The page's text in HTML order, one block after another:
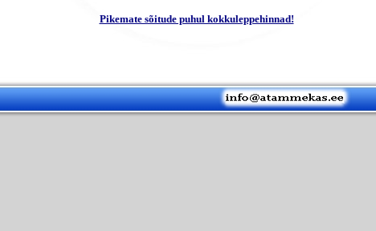
Pikemate sõitude puhul kokkuleppehinnad!